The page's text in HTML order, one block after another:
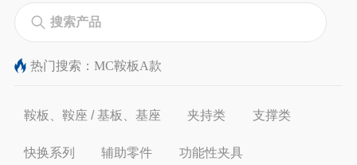
热门搜索： MC鞍板A款
鞍板、鞍座 / 基板、基座 夹持类 支撑类
快换系列 辅助零件 功能性夹具